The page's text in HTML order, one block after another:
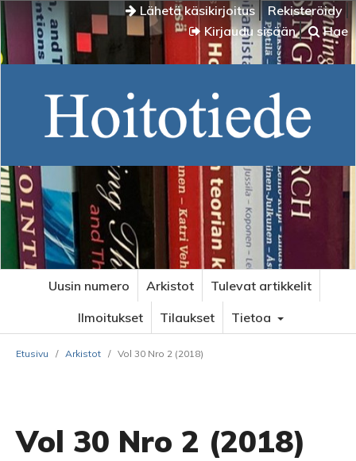
Lähetä käsikirjoitus
Rekisteröidy
Kirjaudu sisään
Hae
Uusin numero Arkistot
Tulevat artikkelit
Ilmoitukset
Tilaukset Tietoa
Etusivu / Arkistot / Vol 30 Nro 2 (2018)
Vol 30 Nro 2 (2018)